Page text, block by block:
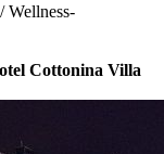
Wellness-
Cottonina Villa